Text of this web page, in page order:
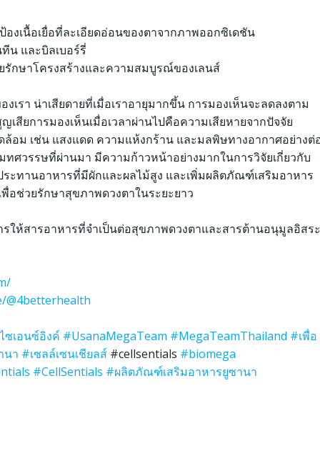
งเนื้อเยื่อที่ละเอียดอ่อนของตาจากภาพออกซิเดชัน
น และบิลเบอร์รี่
กษาโครงสร้างและความสมบูรณ์ของเลนส์
เรา น่าเสียดายที่เมื่อเราอายุมากขึ้น การมองเห็นจะลดลงตาม
ยการมองเห็นเมื่อเวลาผ่านไปคือความเสียหายจากปัจจัย
อม เช่น แสงแดด ความแห้งกร้าน และมลพิษทางอากาศอย่างต่
ทศวรรษที่ผ่านมา มีความก้าวหน้าอย่างมากในการวิจัยเกี่ยวกับ
ทานอาหารที่มีผักและผลไม้สูง และเพิ่มผลิตภัณฑ์เสริมอาหาร
อช่วยรักษาสุขภาพดวงตาในระยะยาว
รให้สารอาหารที่จำเป็นต่อสุขภาพดวงตาและสารต้านอนุมูลอิสระ
@4betterhealth
ซเอนซ์อิงค์ #UsanaMegaTeam #MegaTeamThailand #เพื่อ
า #เซลล์เซนเชียลส์ #cellsentials #biomega
#CellSentials #ผลิตภัณฑ์เสริมอาหารยูซานา